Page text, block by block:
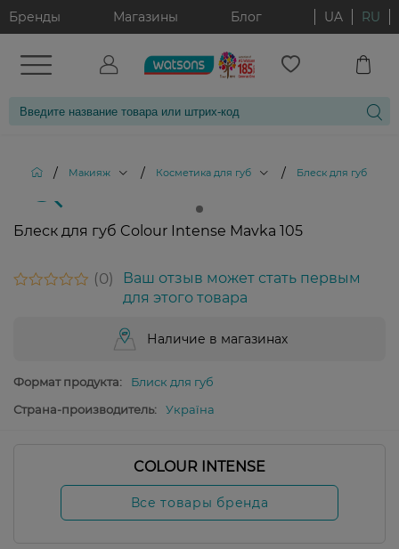
Бренды Магазины Блог UA RU
/ Макияж / Косметика для губ / Блеск для губ
Блеск для губ Colour Intense Mavka 105
0
Ваш отзыв может стать первым
для этого товара
Наличие в магазинах
Формат продукта:
Блиск для губ
Страна-производитель:
Україна
COLOUR INTENSE
Все товары бренда